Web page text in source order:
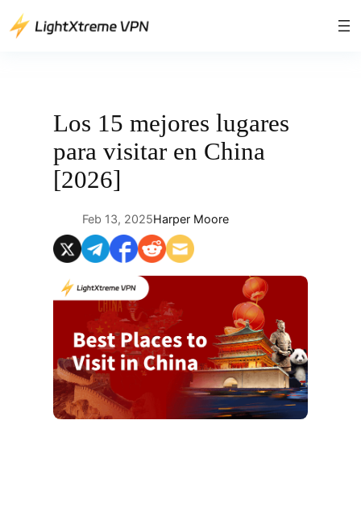
Saltar
Los 15 mejores lugares
para visitar en China
[2026]
Feb 13, 2025Harper Moore